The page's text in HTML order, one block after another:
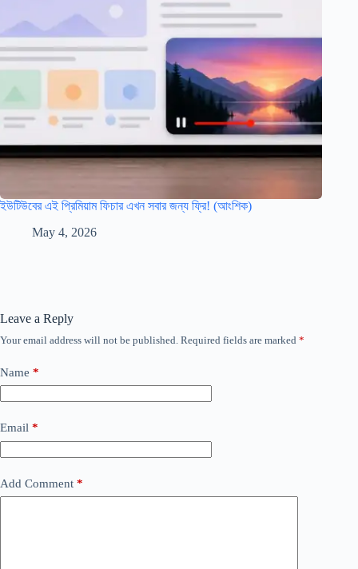
ইউটিউবের এই প্রিমিয়াম ফিচার এখন সবার জন্য ফ্রি! (আংশিক)
May 4, 2026
Leave a Reply
Your email address will not be published. Required fields are marked *
Name *
Email *
Add Comment *